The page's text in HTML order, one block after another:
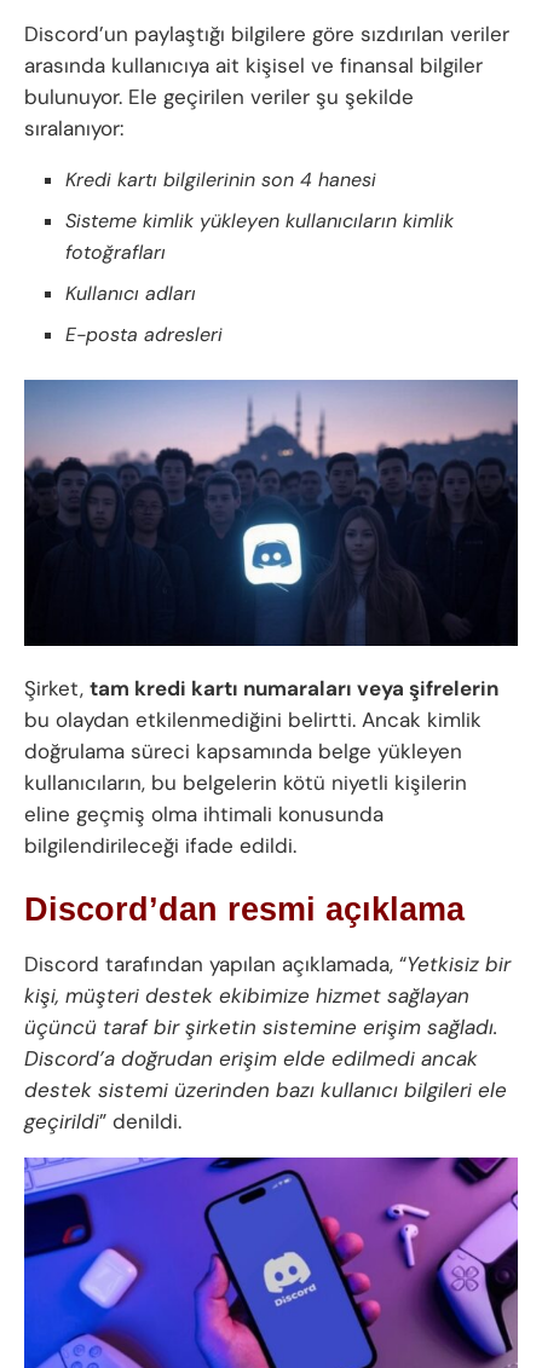
Discord’un paylaştığı bilgilere göre sızdırılan veriler
arasında kullanıcıya ait kişisel ve finansal bilgiler
bulunuyor. Ele geçirilen veriler şu şekilde
sıralanıyor:
Kredi kartı bilgilerinin son 4 hanesi
Sisteme kimlik yükleyen kullanıcıların kimlik
fotoğrafları
Kullanıcı adları
E-posta adresleri
Şirket, tam kredi kartı numaraları veya şifrelerin
bu olaydan etkilenmediğini belirtti. Ancak kimlik
doğrulama süreci kapsamında belge yükleyen
kullanıcıların, bu belgelerin kötü niyetli kişilerin
eline geçmiş olma ihtimali konusunda
bilgilendirileceği ifade edildi.
Discord’dan resmi açıklama
Discord tarafından yapılan açıklamada, “Yetkisiz bir
kişi, müşteri destek ekibimize hizmet sağlayan
üçüncü taraf bir şirketin sistemine erişim sağladı.
Discord’a doğrudan erişim elde edilmedi ancak
destek sistemi üzerinden bazı kullanıcı bilgileri ele
geçirildi” denildi.